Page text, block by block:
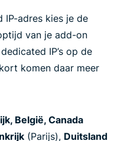
IP-adres kies je de
van je add-on
IP’s op de
komen daar meer
België, Canada
(Parijs), Duitsland